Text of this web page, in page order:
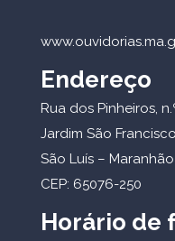
Endereço
Rua dos Pinheiros,
Jardim São Francisco
São Luís – Maranhão
CEP: 65076-250
Horário de